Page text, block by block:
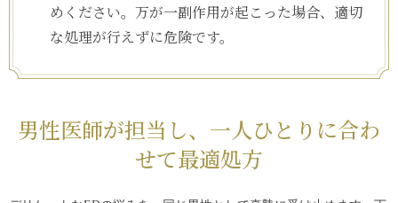
めください。万が一副作用が起こった場合、適切
な処理が行えずに危険です。
男性医師が担当し、一人ひとりに合わ
せて最適処方